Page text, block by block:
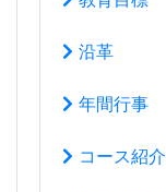
沿革
年間行事
コース紹介